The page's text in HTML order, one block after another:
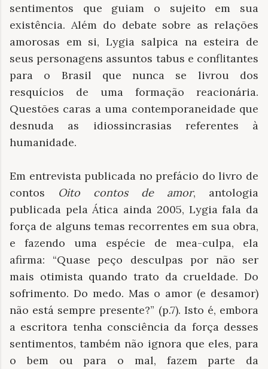
sentimentos que guiam o sujeito em sua
existência. Além do debate sobre as relações
amorosas em si, Lygia salpica na esteira de
seus personagens assuntos tabus e conflitantes
para o Brasil que nunca se livrou dos
resquícios de uma formação reacionária.
Questões caras a uma contemporaneidade que
desnuda as idiossincrasias referentes à
humanidade.
Em entrevista publicada no prefácio do livro de
contos Oito contos de amor, antologia
publicada pela Ática ainda 2005, Lygia fala da
força de alguns temas recorrentes em sua obra,
e fazendo uma espécie de mea-culpa, ela
afirma: “Quase peço desculpas por não ser
mais otimista quando trato da crueldade. Do
sofrimento. Do medo. Mas o amor (e desamor)
não está sempre presente?” (p.7). Isto é, embora
a escritora tenha consciência da força desses
sentimentos, também não ignora que eles, para
o bem ou para o mal, fazem parte da